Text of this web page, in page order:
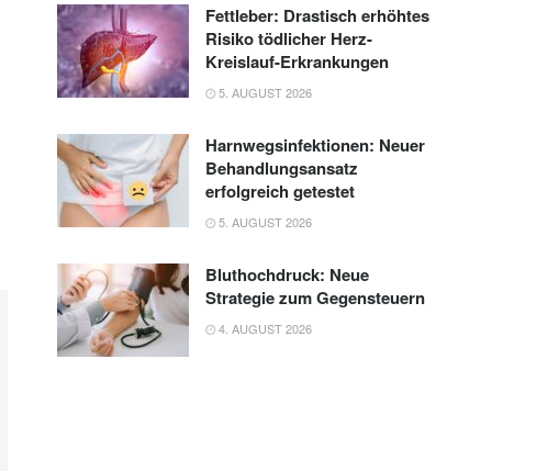
Fettleber: Drastisch erhöhtes
Risiko tödlicher Herz-
Kreislauf-Erkrankungen
5. AUGUST 2026
Harnwegsinfektionen: Neuer
Behandlungsansatz
erfolgreich getestet
5. AUGUST 2026
Bluthochdruck: Neue
Strategie zum Gegensteuern
4. AUGUST 2026